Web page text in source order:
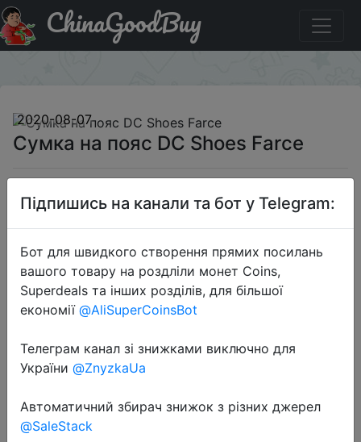
Знижка на Сумка на пояс DC Shoes Farce
ChinaGoodBuy
2020-08-07
Сумка на пояс DC Shoes Farce
699 руб.
Sale
Перейти до магазину
#Sportmaster #RU
Больше скидок в telegram
Підпишись на канали та бот у Telegram:
Бот для швидкого створення прямих посилань
вашого товару на роздліли монет Coins,
Superdeals та інших розділів, для більшої
економії @AliSuperCoinsBot
Телеграм канал зі знижками виключно для
України @ZnyzkaUa
Автоматичний збирач знижок з різних джерел
@SaleStack